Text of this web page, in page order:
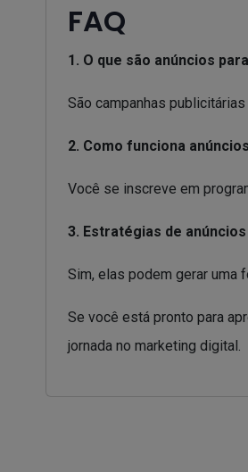
FAQ
1. O que são anúncios
São campanhas
2. Como funciona
Você se inscreve em
3. Estratégias de
Sim, elas podem gerar uma
Se você está pronto para
jornada no marketing digital.